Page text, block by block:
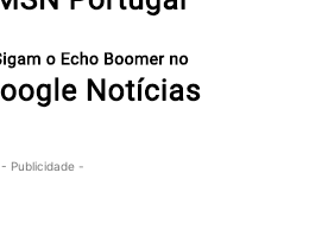
- Publicidade -